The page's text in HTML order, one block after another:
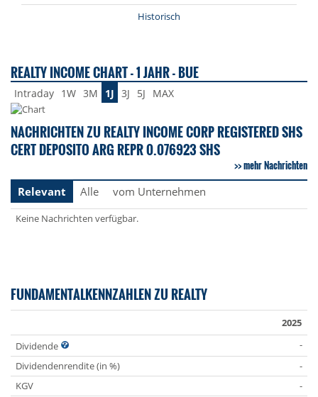
Historisch
REALTY INCOME CHART - 1 JAHR - BUE
Intraday 1W 3M 1J 3J 5J MAX
NACHRICHTEN ZU REALTY INCOME CORP REGISTERED SHS
CERT DEPOSITO ARG REPR 0.076923 SHS
mehr Nachrichten
Relevant
Alle vom Unternehmen
Keine Nachrichten verfügbar.
FUNDAMENTALKENNZAHLEN ZU REALTY
2025
Dividende
-
Dividendenrendite (in %)
-
KGV
-